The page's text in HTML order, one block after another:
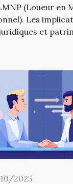
(Loueur en
Les
et
2025